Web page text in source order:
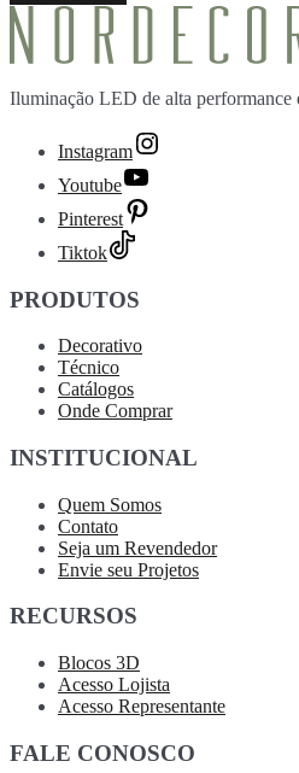
Iluminação LED de alta performance
Instagram
Youtube
Pinterest
Tiktok
PRODUTOS
Decorativo
Técnico
Catálogos
Onde Comprar
INSTITUCIONAL
Quem Somos
Contato
Seja um Revendedor
Envie seu Projetos
RECURSOS
Blocos 3D
Acesso Lojista
Acesso Representante
FALE CONOSCO